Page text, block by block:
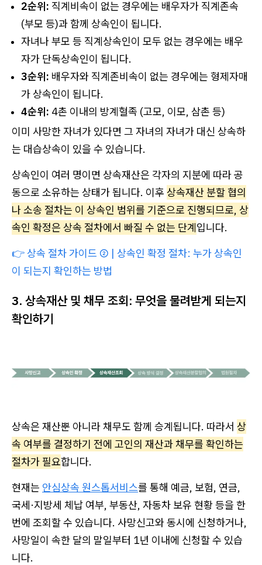
2순위: 직계비속이 없는 경우에는 배우자가 직계존속
(부모 등)과 함께 상속인이 됩니다.
자녀나 부모 등 직계상속인이 모두 없는 경우에는 배우
자가 단독상속인이 됩니다.
3순위: 배우자와 직계존비속이 없는 경우에는 형제자매
가 상속인이 됩니다.
4순위: 4촌 이내의 방계혈족 (고모, 이모, 삼촌 등)
이미 사망한 자녀가 있다면 그 자녀의 자녀가 대신 상속하
는 대습상속이 있을 수 있습니다.
상속인이 여러 명이면 상속재산은 각자의 지분에 따라 공
동으로 소유하는 상태가 됩니다. 이후 상속재산 분할 협의
나 소송 절차는 이 상속인 범위를 기준으로 진행되므로, 상
속인 확정은 상속 절차에서 빠질 수 없는 단계입니다.
👉상속 절차 가이드 ② | 상속인 확정 절차: 누가 상속인
이 되는지 확인하는 방법
3. 상속재산 및 채무 조회: 무엇을 물려받게 되는지
확인하기
상속은 재산뿐 아니라 채무도 함께 승계됩니다. 따라서 상
속 여부를 결정하기 전에 고인의 재산과 채무를 확인하는
절차가 필요합니다.
현재는 안심상속 원스톱서비스를 통해 예금, 보험, 연금,
국세·지방세 체납 여부, 부동산, 자동차 보유 현황 등을 한
번에 조회할 수 있습니다. 사망신고와 동시에 신청하거나,
사망일이 속한 달의 말일부터 1년 이내에 신청할 수 있습
니다.